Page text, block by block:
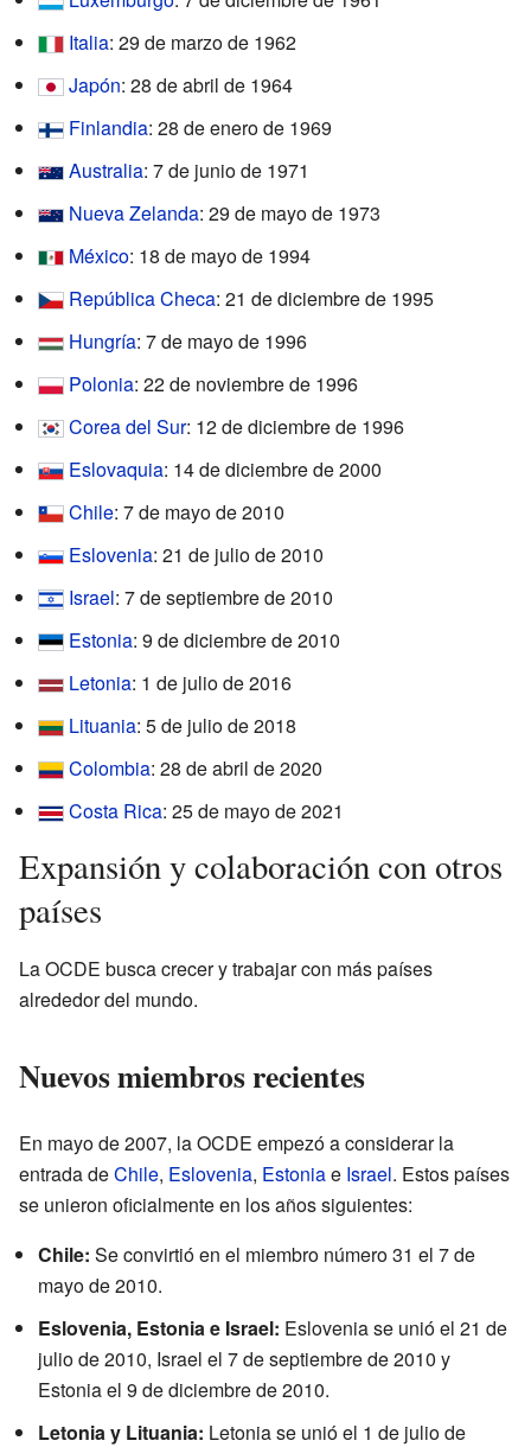
Italia: 29 de marzo de 1962
Japón: 28 de abril de 1964
Finlandia: 28 de enero de 1969
Australia: 7 de junio de 1971
Nueva Zelanda: 29 de mayo de 1973
México: 18 de mayo de 1994
República Checa: 21 de diciembre de 1995
Hungría: 7 de mayo de 1996
Polonia: 22 de noviembre de 1996
Corea del Sur: 12 de diciembre de 1996
Eslovaquia: 14 de diciembre de 2000
Chile: 7 de mayo de 2010
Eslovenia: 21 de julio de 2010
Israel: 7 de septiembre de 2010
Estonia: 9 de diciembre de 2010
Letonia: 1 de julio de 2016
Lituania: 5 de julio de 2018
Colombia: 28 de abril de 2020
Costa Rica: 25 de mayo de 2021
Expansión y colaboración con otros
países
La OCDE busca crecer y trabajar con más países
alrededor del mundo.
Nuevos miembros recientes
En mayo de 2007, la OCDE empezó a considerar la
entrada deChile, Eslovenia, Estoniae Israel. Estos países
se unieron oficialmente en los años siguientes:
Chile: Se convirtió en el miembro número 31 el 7 de
mayo de 2010.
Eslovenia, Estonia e Israel: Eslovenia se unió el 21 de
julio de 2010, Israel el 7 de septiembre de 2010 y
Estonia el 9 de diciembre de 2010.
Letonia y Lituania: Letonia se unió el 1 de julio de